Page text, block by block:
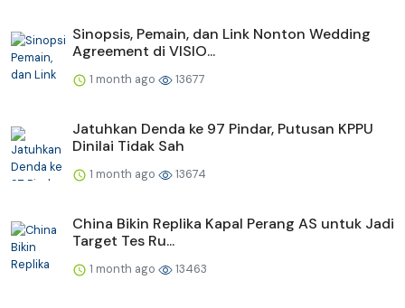
Sinopsis, Pemain, dan Link Nonton Wedding
Agreement di VISIO...
1 month ago 13677
Jatuhkan Denda ke 97 Pindar, Putusan KPPU
Dinilai Tidak Sah
1 month ago 13674
China Bikin Replika Kapal Perang AS untuk Jadi
Target Tes Ru...
1 month ago 13463